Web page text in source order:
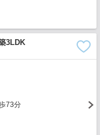
3LDK
73分